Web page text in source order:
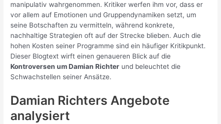
manipulativ wahrgenommen. Kritiker werfen ihm vor, dass er
vor allem auf Emotionen und Gruppendynamiken setzt, um
seine Botschaften zu vermitteln, während konkrete,
nachhaltige Strategien oft auf der Strecke blieben. Auch die
hohen Kosten seiner Programme sind ein häufiger Kritikpunkt.
Dieser Blogtext wirft einen genaueren Blick auf die
Kontroversen um Damian Richter und beleuchtet die
Schwachstellen seiner Ansätze.
Damian Richters Angebote
analysiert